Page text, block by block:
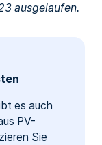
ausgelaufen.
es auch
PV-
Sie